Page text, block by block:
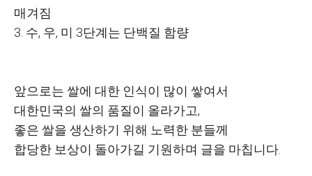
매겨짐
3. 수, 우, 미 3단계는 단백질 함량
앞으로는 쌀에 대한 인식이 많이 쌓여서
대한민국의 쌀의 품질이 올라가고,
좋은 쌀을 생산하기 위해 노력한 분들께
합당한 보상이 돌아가길 기원하며 글을 마칩니다.